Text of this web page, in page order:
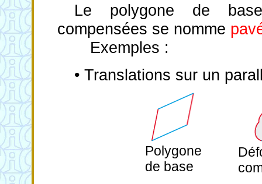
Le polygone de
compensées se nomme
Exemples :
• Translations sur un
Polygone
de base